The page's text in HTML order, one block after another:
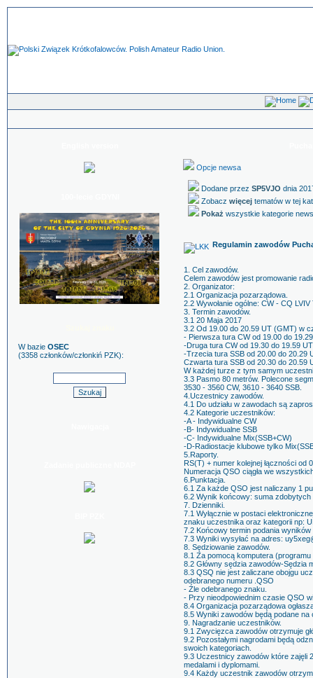
W bazie OSEC
(3358 członków/członkiń PZK):
Opcje newsa
Dodane przez SP5VJO dnia
Zobacz więcej tematów w tej
Pokaż wszystkie kategorie
Regulamin zawodów
1. Cel zawodów.
Celem zawodów jest promowanie
2. Organizator:
2.1 Organizacja pozarządowa.
2.2 Wywołanie ogólne: CW - CQ
3. Termin zawodów.
3.1 20 Maja 2017
3.2 Od 19.00 do 20.59 UT (GMT) w
- Pierwsza tura CW od 19.00 do
-Druga tura CW od 19.30 do 19.59
-Trzecia tura SSB od 20.00 do 20.29
Czwarta tura SSB od 20.30 do 20.59
W każdej turze z tym samym
3.3 Pasmo 80 metrów. Polecone
3530 - 3560 CW, 3610 - 3640 SSB.
4.Uczestnicy zawodów.
4.1 Do udziału w zawodach są
4.2 Kategorie uczestników:
-A - Indywidualne CW
-B- Indywidualne SSB
-C- Indywidualne Mix(SSB+CW)
-D-Radiostacje klubowe tylko
5.Raporty.
RS(T) + numer kolejnej łączności od
Numeracja QSO ciągła we
6.Punktacja.
6.1 Za każde QSO jest naliczany 1
6.2 Wynik końcowy: suma
7. Dzienniki.
7.1 Wyłącznie w postaci
znaku uczestnika oraz kategorii np:
7.2 Końcowy termin podania
7.3 Wyniki wysyłać na adres:
8. Sędziowanie zawodów.
8.1 Za pomocą komputera
8.2 Główny sędzia zawodów-Sędzia
8.3 QSQ nie jest zaliczane obojgu
odebranego numeru .QSO
- Źle odebranego znaku.
- Przy nieodpowiednim czasie QSO
8.4 Organizacja pozarządowa
8.5 Wyniki zawodów będą podane na
9. Nagradzanie uczestników.
9.1 Zwycięzca zawodów otrzymuje
9.2 Pozostałymi nagrodami będą
swoich kategoriach.
9.3 Uczestnicy zawodów które zajęli
medalami i dyplomami.
9.4 Każdy uczestnik zawodów